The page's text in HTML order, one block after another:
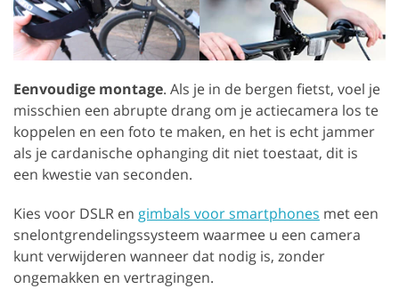
Eenvoudige montage. Als je in de bergen fietst, voel je
misschien een abrupte drang om je actiecamera los te
koppelen en een foto te maken, en het is echt jammer
als je cardanische ophanging dit niet toestaat, dit is
een kwestie van seconden.
Kies voor DSLR en gimbals voor smartphones met een
snelontgrendelingssysteem waarmee u een camera
kunt verwijderen wanneer dat nodig is, zonder
ongemakken en vertragingen.